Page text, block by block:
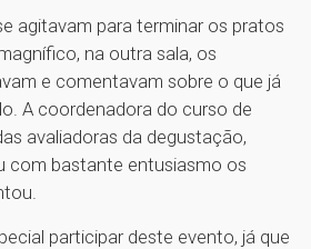
agitavam para terminar os pratos
na outra sala, os
e comentavam sobre o que já
A coordenadora do curso de
avaliadoras da degustação,
com bastante entusiasmo os
participar deste evento, já que